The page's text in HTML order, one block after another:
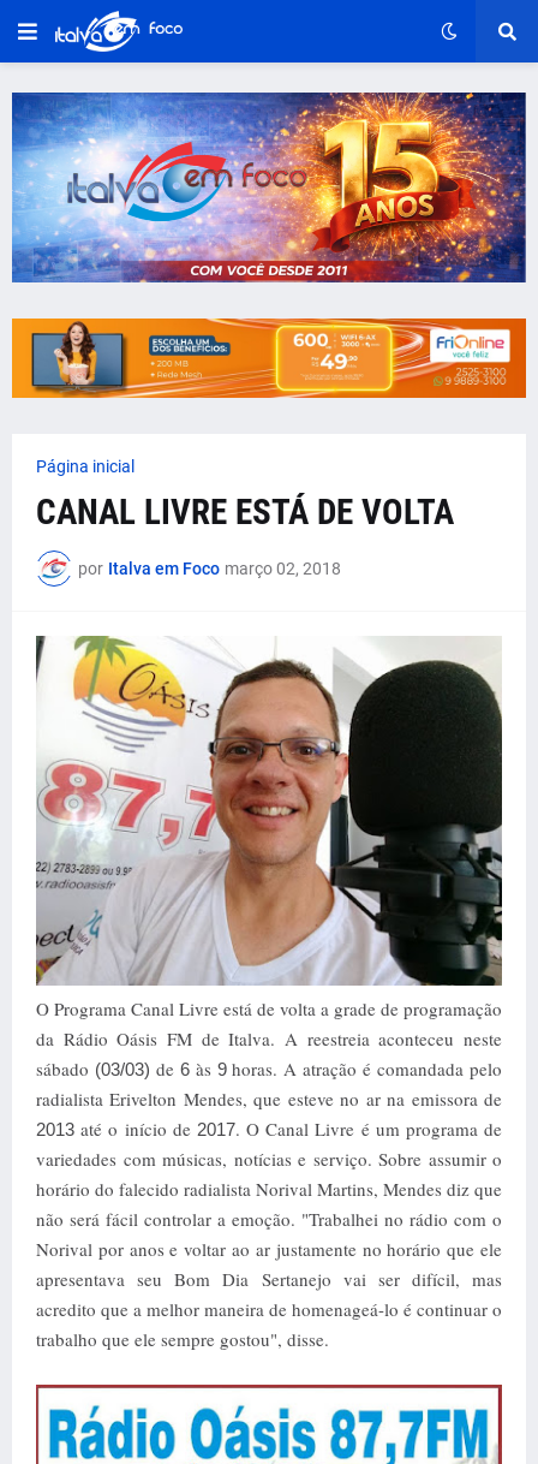
Página inicial
CANAL LIVRE ESTÁ DE VOLTA
por Italva em Foco março 02, 2018
O Programa Canal Livre está de volta a grade de programação
da Rádio Oásis FM de Italva. A reestreia aconteceu neste
sábado (03/03) de 6às 9horas. A atração é comandada pelo
radialista Erivelton Mendes, que esteve no ar na emissora de
2013 até o início de 2017. O Canal Livre é um programa de
variedades com músicas, notícias e serviço. Sobre assumir o
horário do falecido radialista Norival Martins, Mendes diz que
não será fácil controlar a emoção. "Trabalhei no rádio com o
Norival por anos e voltar ao ar justamente no horário que ele
apresentava seu Bom Dia Sertanejo vai ser difícil, mas
acredito que a melhor maneira de homenageá-lo é continuar o
trabalho que ele sempre gostou", disse.